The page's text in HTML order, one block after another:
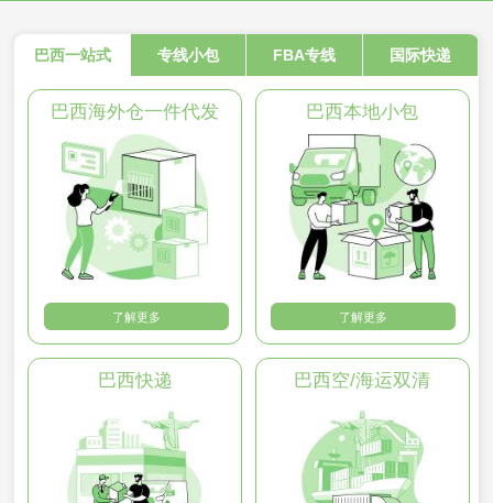
巴西一站式 专线小包 FBA专线 国际快递
巴西海外仓一件代发
了解更多
巴西本地小包
了解更多
巴西快递 巴西空/海运双清